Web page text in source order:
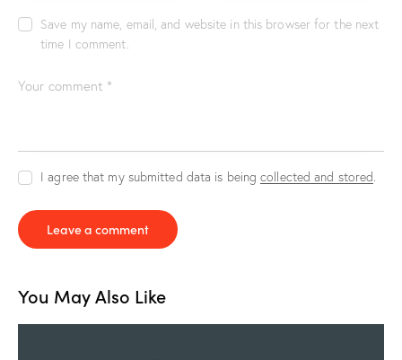
Save my name, email, and website in this browser for the next
time I comment.
I agree that my submitted data is beingcollected and stored.
You May Also Like